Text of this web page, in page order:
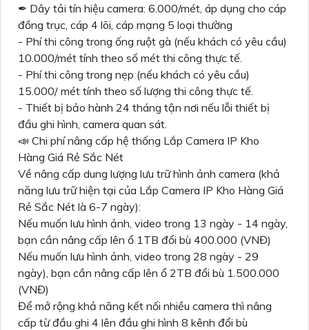
✒ Dây tải tín hiệu camera: 6.000/mét, áp dụng cho cáp
đồng trục, cáp 4 lõi, cáp mạng 5 loại thường
- Phí thi công trong ống ruột gà (nếu khách có yêu cầu)
10.000/mét tính theo số mét thi công thực tế.
- Phí thi công trong nẹp (nếu khách có yêu cầu)
15.000/ mét tính theo số lượng thi công thực tế.
- Thiết bị bảo hành 24 tháng tận nơi nếu lỗi thiết bị
đầu ghi hình, camera quan sát.
📣 Chi phí nâng cấp hệ thống Lắp Camera IP Kho
Hàng Giá Rẻ Sắc Nét
Về nâng cấp dung lượng lưu trữ hình ảnh camera (khả
năng lưu trữ hiện tại của Lắp Camera IP Kho Hàng Giá
Rẻ Sắc Nét là 6-7 ngày):
Nếu muốn lưu hình ảnh, video trong 13 ngày - 14 ngày,
bạn cần nâng cấp lên ổ 1TB đổi bù 400.000 (VNĐ)
Nếu muốn lưu hình ảnh, video trong 28 ngày - 29
ngày), bạn cần nâng cấp lên ổ 2TB đổi bù 1.500.000
(VNĐ)
Để mở rộng khả năng kết nối nhiều camera thì nâng
cấp từ đầu ghi 4 lên đầu ghi hình 8 kênh đổi bù